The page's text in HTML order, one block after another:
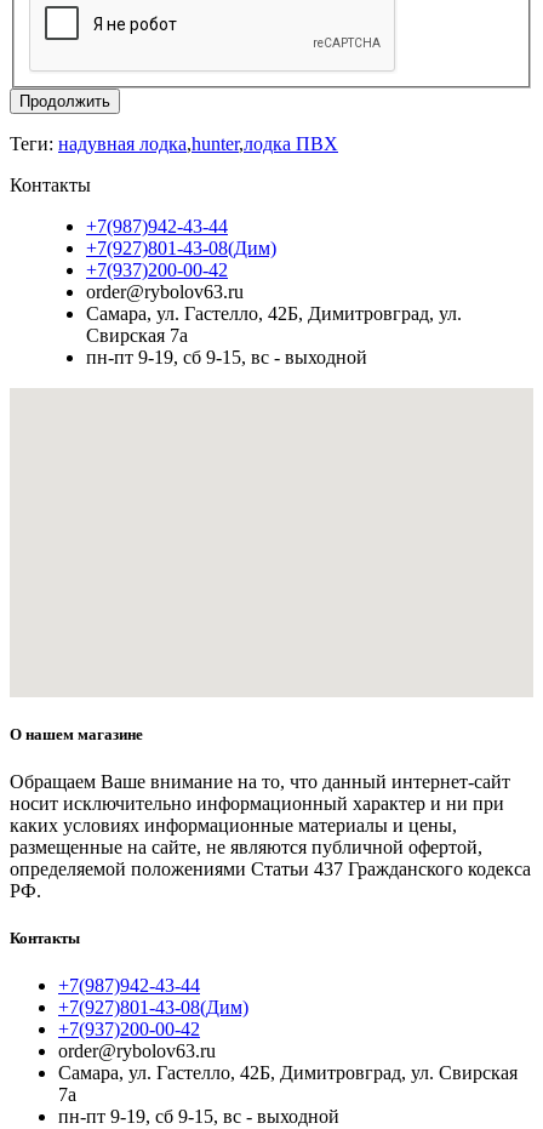
Продолжить
Теги: надувная лодка,hunter,лодка ПВХ
Контакты
+7(987)942-43-44
+7(927)801-43-08(Дим)
+7(937)200-00-42
order@rybolov63.ru
Самара, ул. Гастелло, 42Б, Димитровград, ул.
Свирская 7а
пн-пт 9-19, сб 9-15, вс - выходной
О нашем магазине
Обращаем Ваше внимание на то, что данный интернет-сайт
носит исключительно информационный характер и ни при
каких условиях информационные материалы и цены,
размещенные на сайте, не являются публичной офертой,
определяемой положениями Статьи 437 Гражданского кодекса
РФ.
Контакты
+7(987)942-43-44
+7(927)801-43-08(Дим)
+7(937)200-00-42
order@rybolov63.ru
Самара, ул. Гастелло, 42Б, Димитровград, ул. Свирская
7а
пн-пт 9-19, сб 9-15, вс - выходной